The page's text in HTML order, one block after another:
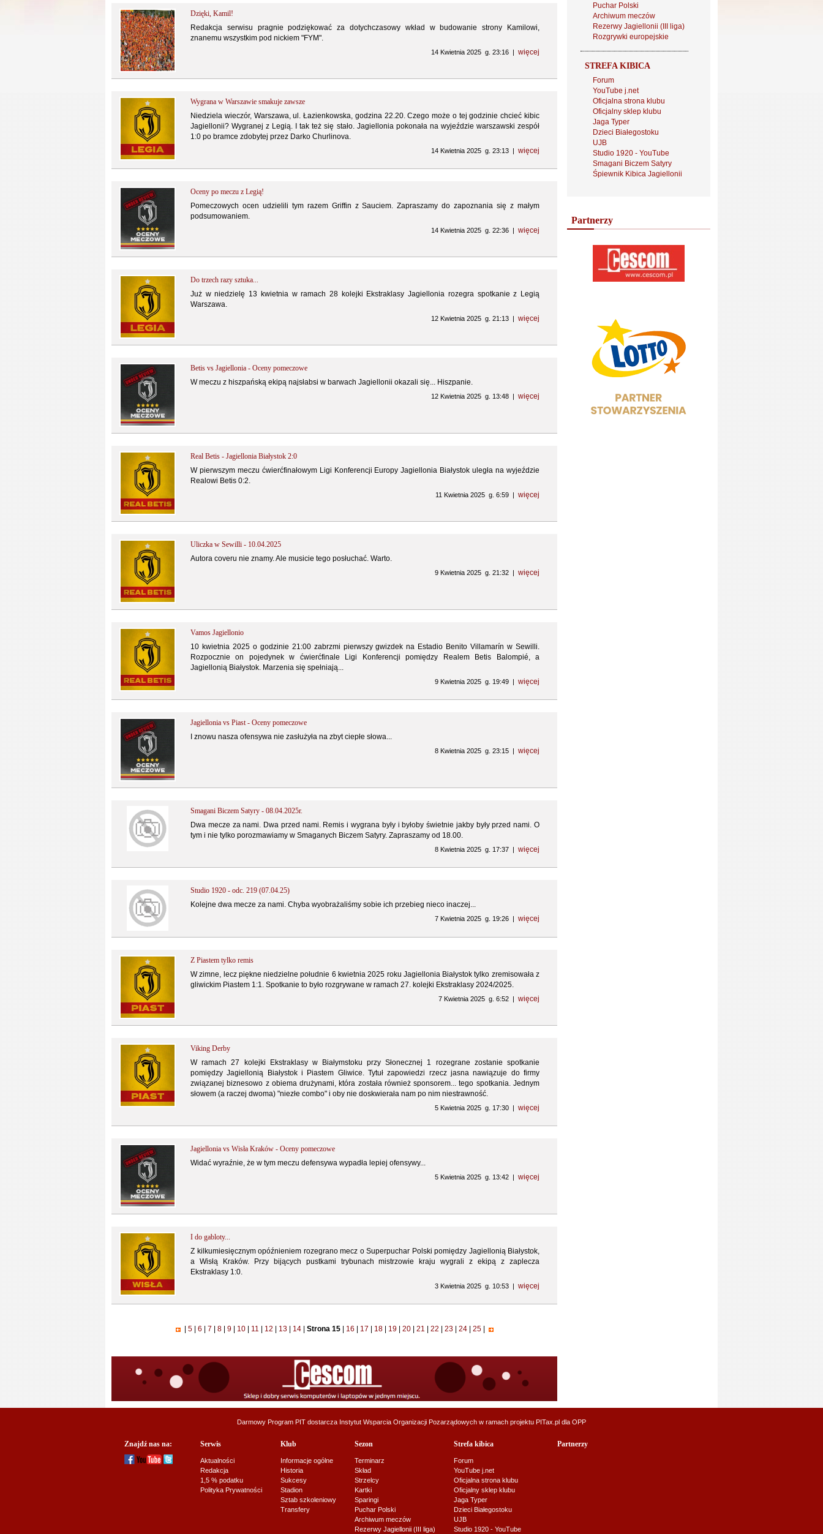
Dzięki, Kamil!
Redakcja serwisu pragnie podziękować za dotychczasowy wkład w budowanie strony Kamilowi,
znanemu wszystkim pod nickiem "FYM".
14 Kwietnia 2025 g. 23:16 | więcej
Wygrana w Warszawie smakuje zawsze
Niedziela wieczór, Warszawa, ul. Łazienkowska, godzina 22.20. Czego może o tej godzinie chcieć kibic
Jagiellonii? Wygranej z Legią. I tak też się stało. Jagiellonia pokonała na wyjeździe warszawski zespół
1:0 po bramce zdobytej przez Darko Churlinova.
14 Kwietnia 2025 g. 23:13 | więcej
Oceny po meczu z Legią!
Pomeczowych ocen udzielili tym razem Griffin z Sauciem. Zapraszamy do zapoznania się z małym
podsumowaniem.
14 Kwietnia 2025 g. 22:36 | więcej
Do trzech razy sztuka...
Już w niedzielę 13 kwietnia w ramach 28 kolejki Ekstraklasy Jagiellonia rozegra spotkanie z Legią
Warszawa.
12 Kwietnia 2025 g. 21:13 | więcej
Betis vs Jagiellonia - Oceny pomeczowe
W meczu z hiszpańską ekipą najsłabsi w barwach Jagiellonii okazali się... Hiszpanie.
12 Kwietnia 2025 g. 13:48 | więcej
Real Betis - Jagiellonia Białystok 2:0
W pierwszym meczu ćwierćfinałowym Ligi Konferencji Europy Jagiellonia Białystok uległa na wyjeździe
Realowi Betis 0:2.
11 Kwietnia 2025 g. 6:59 | więcej
Uliczka w Sewilli - 10.04.2025
Autora coveru nie znamy. Ale musicie tego posłuchać. Warto.
9 Kwietnia 2025 g. 21:32 | więcej
Vamos Jagiellonio
10 kwietnia 2025 o godzinie 21:00 zabrzmi pierwszy gwizdek na Estadio Benito Villamarín w Sewilli.
Rozpocznie on pojedynek w ćwierćfinale Ligi Konferencji pomiędzy Realem Betis Balompié, a
Jagiellonią Białystok. Marzenia się spełniają...
9 Kwietnia 2025 g. 19:49 | więcej
Jagiellonia vs Piast - Oceny pomeczowe
I znowu nasza ofensywa nie zasłużyła na zbyt ciepłe słowa...
8 Kwietnia 2025 g. 23:15 | więcej
Smagani Biczem Satyry - 08.04.2025r.
Dwa mecze za nami. Dwa przed nami. Remis i wygrana były i byłoby świetnie jakby były przed nami. O
tym i nie tylko porozmawiamy w Smaganych Biczem Satyry. Zapraszamy od 18.00.
8 Kwietnia 2025 g. 17:37 | więcej
Studio 1920 - odc. 219 (07.04.25)
Kolejne dwa mecze za nami. Chyba wyobrażaliśmy sobie ich przebieg nieco inaczej...
7 Kwietnia 2025 g. 19:26 | więcej
Z Piastem tylko remis
W zimne, lecz piękne niedzielne południe 6 kwietnia 2025 roku Jagiellonia Białystok tylko zremisowała z
gliwickim Piastem 1:1. Spotkanie to było rozgrywane w ramach 27. kolejki Ekstraklasy 2024/2025.
7 Kwietnia 2025 g. 6:52 | więcej
Viking Derby
W ramach 27 kolejki Ekstraklasy w Białymstoku przy Słonecznej 1 rozegrane zostanie spotkanie
pomiędzy Jagiellonią Białystok i Piastem Gliwice. Tytuł zapowiedzi rzecz jasna nawiązuje do firmy
związanej biznesowo z obiema drużynami, która została również sponsorem... tego spotkania. Jednym
słowem (a raczej dwoma) "niezłe combo" i oby nie doskwierała nam po nim niestrawność.
5 Kwietnia 2025 g. 17:30 | więcej
Jagiellonia vs Wisła Kraków - Oceny pomeczowe
Widać wyraźnie, że w tym meczu defensywa wypadła lepiej ofensywy...
5 Kwietnia 2025 g. 13:42 | więcej
I do gabloty...
Z kilkumiesięcznym opóźnieniem rozegrano mecz o Superpuchar Polski pomiędzy Jagiellonią Białystok,
a Wisłą Kraków. Przy bijących pustkami trybunach mistrzowie kraju wygrali z ekipą z zaplecza
Ekstraklasy 1:0.
3 Kwietnia 2025 g. 10:53 | więcej
| 5 6 7 8 9 10 11 12 13 14 Strona 15| 16 17 18 19 20 21 22 23 24 25
Puchar Polski
Archiwum meczów
Rezerwy Jagiellonii (III liga)
Rozgrywki europejskie
STREFA KIBICA
Forum
YouTube j.net
Oficjalna strona klubu
Oficjalny sklep klubu
Jaga Typer
Dzieci Białegostoku
UJB
Studio 1920 - YouTube
Smagani Biczem Satyry
Śpiewnik Kibica Jagiellonii
Partnerzy
Darmowy Program PIT dostarcza Instytut Wsparcia Organizacji Pozarządowych w ramach projektu PITax.pl dla OPP
Znajdź nas na: Serwis
Aktualności
Redakcja
1,5 % podatku
Polityka Prywatności
Klub
Informacje ogólne
Historia
Sukcesy
Stadion
Sztab szkoleniowy
Transfery
Sezon
Terminarz
Skład
Strzelcy
Kartki
Sparingi
Puchar Polski
Archiwum meczów
Rezerwy Jagiellonii (III liga)
Strefa kibica
Forum
YouTube j.net
Oficjalna strona klubu
Oficjalny sklep klubu
Jaga Typer
Dzieci Białegostoku
UJB
Studio 1920 - YouTube
Partnerzy